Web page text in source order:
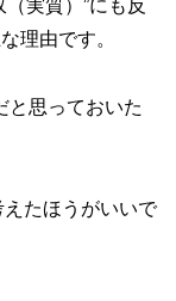
実質）”にも反
理由です。
と思っておいた
たほうがいいで